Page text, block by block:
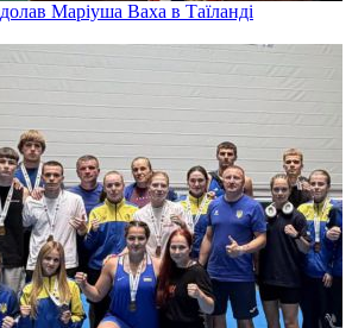
Маріуша Ваха в Таїланді